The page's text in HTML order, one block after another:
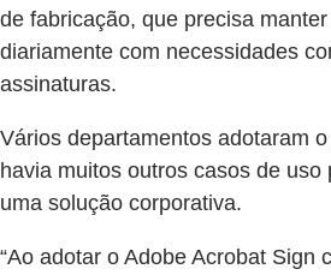
de fabricação, que precisa
diariamente com necessidades
assinaturas.
Vários departamentos adotaram
havia muitos outros casos de
uma solução corporativa.
“Ao adotar o Adobe Acrobat